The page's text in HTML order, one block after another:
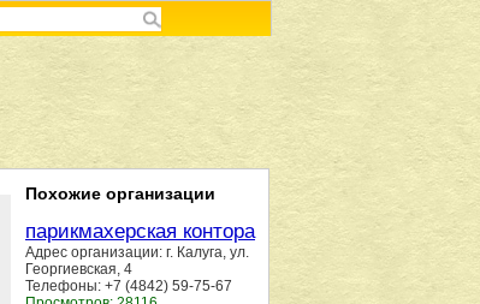
Похожие организации
парикмахерская контора
Адрес организации: г. Калуга, ул.
Георгиевская, 4
Телефоны: +7 (4842) 59-75-67